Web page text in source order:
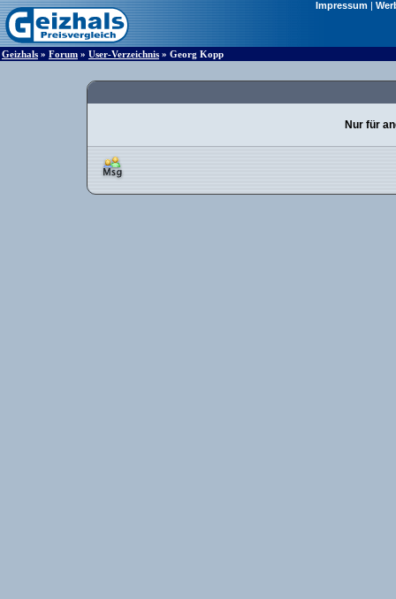
Impressum|
Geizhals » Forum » User-Verzeichnis » Georg Kopp
Nur für